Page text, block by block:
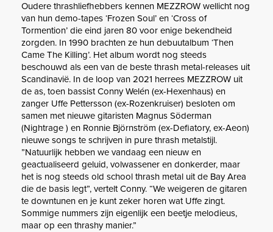
Oudere thrashliefhebbers kennen MEZZROW wellicht nog
van hun demo-tapes ‘Frozen Soul’ en ‘Cross of
Tormention’ die eind jaren 80 voor enige bekendheid
zorgden. In 1990 brachten ze hun debuutalbum ‘Then
Came The Killing’. Het album wordt nog steeds
beschouwd als een van de beste thrash metal-releases uit
Scandinavië. In de loop van 2021 herrees MEZZROW uit
de as, toen bassist Conny Welén (ex-Hexenhaus) en
zanger Uffe Pettersson (ex-Rozenkruiser) besloten om
samen met nieuwe gitaristen Magnus Söderman
(Nightrage ) en Ronnie Björnström (ex-Defiatory, ex-Aeon)
nieuwe songs te schrijven in pure thrash metalstijl.
”Natuurlijk hebben we vandaag een nieuw en
geactualiseerd geluid, volwassener en donkerder, maar
het is nog steeds old school thrash metal uit de Bay Area
die de basis legt”, vertelt Conny. “We weigeren de gitaren
te downtunen en je kunt zeker horen wat Uffe zingt.
Sommige nummers zijn eigenlijk een beetje melodieus,
maar op een thrashy manier.”